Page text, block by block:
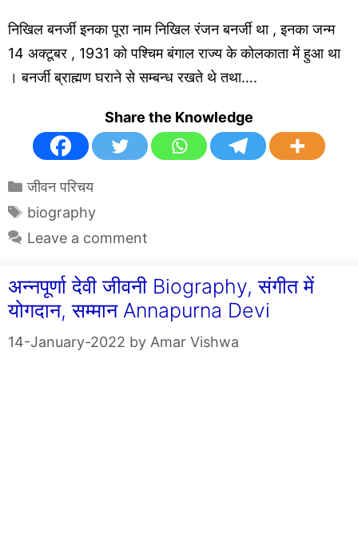
निखिल बनर्जी इनका पूरा नाम निखिल रंजन बनर्जी था , इनका जन्म
14 अक्टूबर , 1931 को पश्चिम बंगाल राज्य के कोलकाता में हुआ था
। बनर्जी ब्राह्मण घराने से सम्बन्ध रखते थे तथा….
Share the Knowledge
Categories
जीवन परिचय
Tags
biography
Leave a comment
अन्नपूर्णा देवी जीवनी Biography, संगीत में
योगदान, सम्मान Annapurna Devi
14-January-2022 by Amar Vishwa